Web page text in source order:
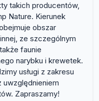
takich producentów,
Nature. Kierunek
obszar
ze szczególnym
faunie
narybku i krewetek.
usługi z zakresu
uwzględnieniem
Zapraszamy!